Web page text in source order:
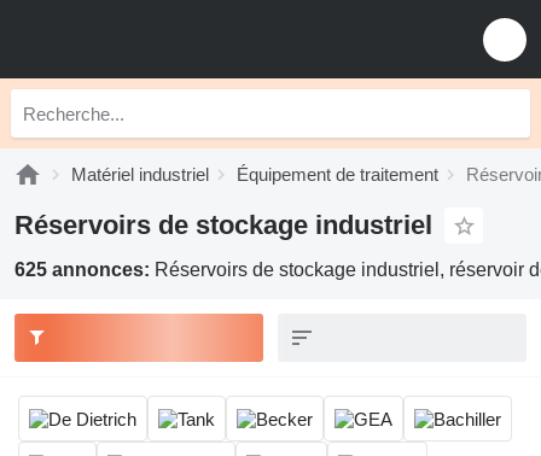
Matériel industriel Équipement de traitement
Réservoirs de stockage industriel
625 annonces: Réservoirs de stockage industriel, réservoir